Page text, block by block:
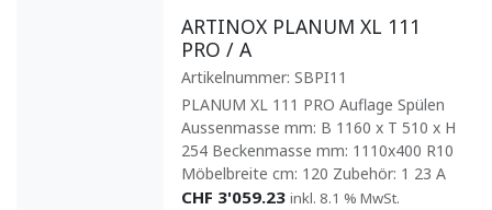
ARTINOX PLANUM XL 111
PRO / A
Artikelnummer:SBPI11
PLANUM XL 111 PRO Auflage Spülen
Aussenmasse mm: B 1160 x T 510 x H
254 Beckenmasse mm: 1110x400 R10
Möbelbreite cm: 120 Zubehör: 1 23 A
CHF 3'059.23 inkl. 8.1 % MwSt.